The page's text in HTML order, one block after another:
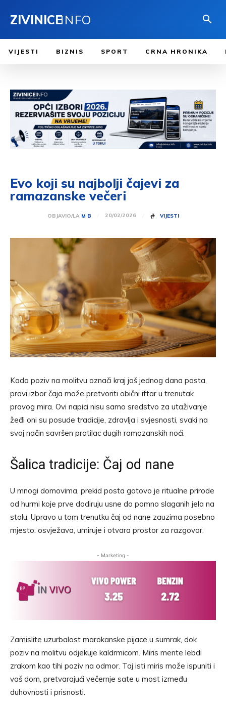
ZIVINICEINFO
VIJESTI BIZNIS SPORT CRNA HRONIKA
Evo koji su najbolji čajevi za
ramazanske večeri
OBJAVIO/LA M B 20/02/2026 # VIJESTI
Kada poziv na molitvu označi kraj još jednog dana posta,
pravi izbor čaja može pretvoriti obični iftar u trenutak
pravog mira. Ovi napici nisu samo sredstvo za utaživanje
žeđi oni su posude tradicije, zdravlja i svjesnosti, svaki na
svoj način savršen pratilac dugih ramazanskih noći.
Šalica tradicije: Čaj od nane
U mnogi domovima, prekid posta gotovo je ritualne prirode
od hurmi koje prve dodiruju usne do pomno slaganih jela na
stolu. Upravo u tom trenutku čaj od nane zauzima posebno
mjesto: osvježava, umiruje i otvara prostor za razgovor.
- Marketing -
Zamislite uzurbalost marokanske pijace u sumrak, dok
poziv na molitvu odjekuje kaldrmicom. Miris mente lebdi
zrakom kao tihi poziv na odmor. Taj isti miris može ispuniti i
vaš dom, pretvarajući večernje sate u most između
duhovnosti i prisnosti.